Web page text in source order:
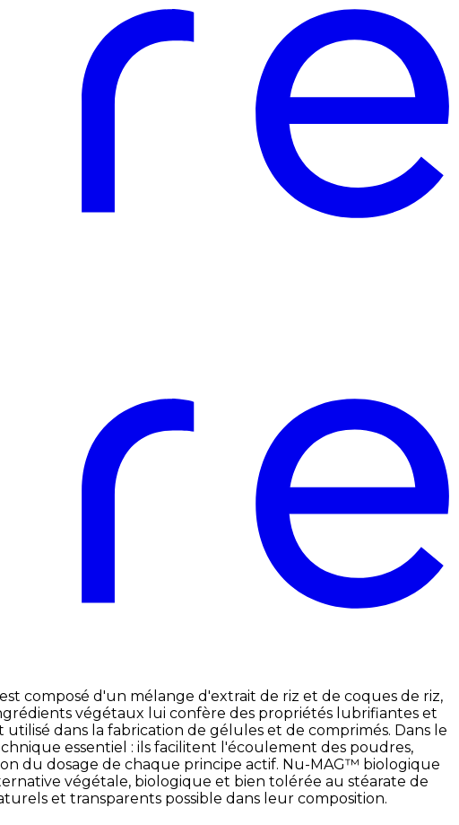
composé d'un mélange d'extrait de riz et de coques de riz,
végétaux lui confère des propriétés lubrifiantes et
dans la fabrication de gélules et de comprimés. Dans le
essentiel : ils facilitent l'écoulement des poudres,
du dosage de chaque principe actif. Nu-MAG™ biologique
végétale, biologique et bien tolérée au stéarate de
et transparents possible dans leur composition.